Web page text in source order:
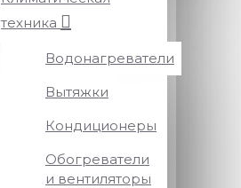
техника
Водонагреватели
Вытяжки
Кондиционеры
Обогреватели
и вентиляторы